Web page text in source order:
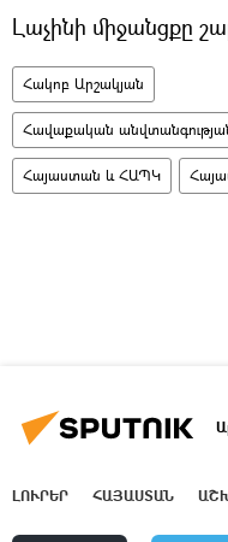
Լաչինի միջանցքը
Հակոբ Արշակյան
Հայաստան և ՀԱՊԿ
ԼՈՒՐԵՐ ՀԱՅԱՍՏԱՆ